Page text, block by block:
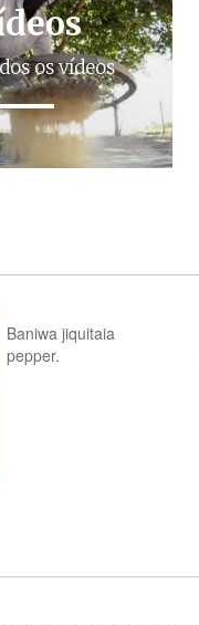
os vídeos
Baniwa jiquitaia
pepper.